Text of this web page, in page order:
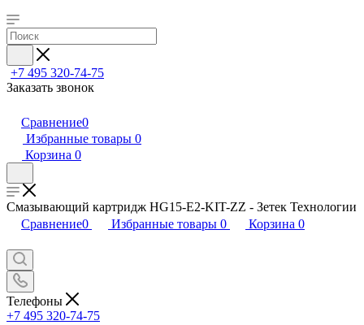
+7 495 320-74-75
Заказать звонок
Сравнение0
Избранные товары 0
Корзина 0
Смазывающий картридж HG15-E2-KIT-ZZ - Зетек Технологии
Сравнение0 Избранные товары 0 Корзина 0
Телефоны
+7 495 320-74-75